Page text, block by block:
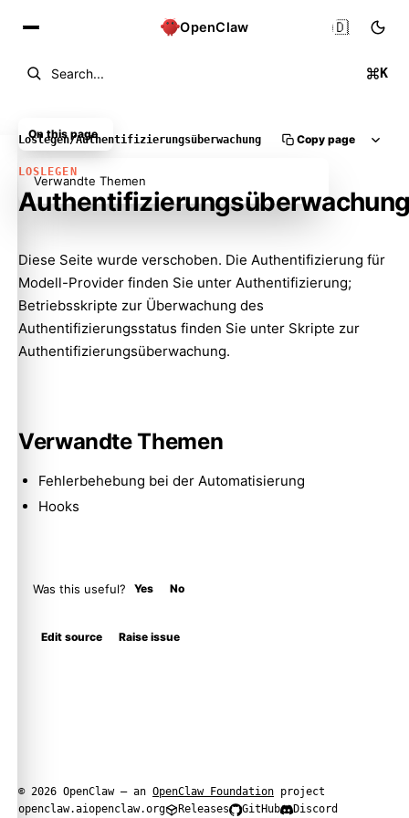
OpenClaw
Search... K
🇩🇪
Loslegen/Authentifizierungsüberwachung Copy page
LOSLEGEN
Diese Seite wurde verschoben. Die Authentifizierung für
Modell-Provider finden Sie unter Authentifizierung;
Betriebsskripte zur Überwachung des
Authentifizierungsstatus finden Sie unter Skripte zur
Authentifizierungsüberwachung.
Verwandte Themen
Fehlerbehebung bei der Automatisierung
Hooks
Was this useful? Yes No
Edit source Raise issue
On this page
Verwandte Themen
© 2026 OpenClaw — an OpenClaw Foundation project
openclaw.aiopenclaw.org Releases GitHub Discord
Molty